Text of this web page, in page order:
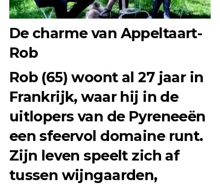
De charme van Appeltaart-
Rob
Rob (65) woont al 27 jaar in
Frankrijk, waar hij in de
uitlopers van de Pyreneeën
een sfeervol domaine runt.
Zijn leven speelt zich af
tussen wijngaarden,